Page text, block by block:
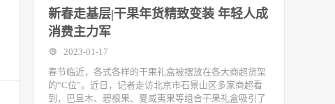
新春走基层|干果年货精致变装 年轻人成
消费主力军
2023-01-17
春节临近，各式各样的干果礼盒被摆放在各大商超货架
的“C位”。近日，记者走访北京市石景山区多家商超看
到，巴旦木、碧根果、夏威夷果等组合干果礼盒吸引了